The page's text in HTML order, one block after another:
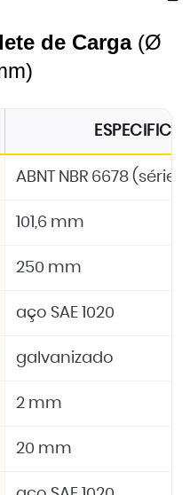
de Carga(Ø
ABNT NBR 6678 (série
101,6 mm
250 mm
aço SAE 1020
galvanizado
2 mm
20 mm